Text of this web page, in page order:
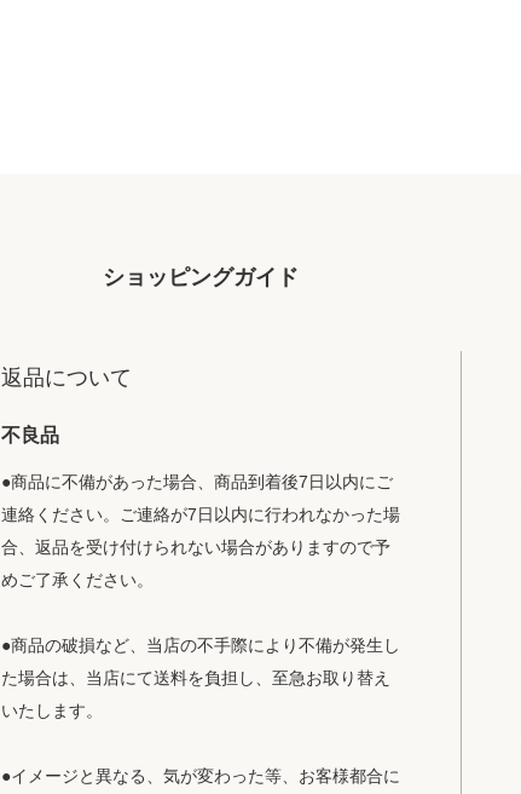
ショッピングガイド
返品について
不良品
●商品に不備があった場合、商品到着後7日以内にご
連絡ください。ご連絡が7日以内に行われなかった場
合、返品を受け付けられない場合がありますので予
めご了承ください。
●商品の破損など、当店の不手際により不備が発生し
た場合は、当店にて送料を負担し、至急お取り替え
いたします。
●イメージと異なる、気が変わった等、お客様都合に